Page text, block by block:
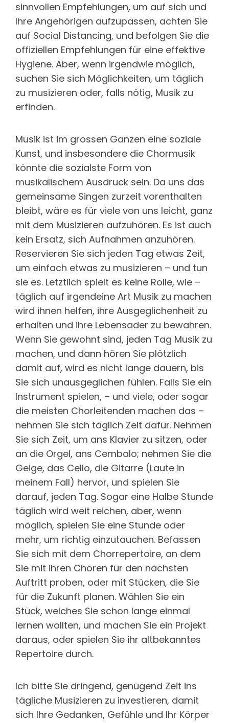
sinnvollen Empfehlungen, um auf sich und
Ihre Angehörigen aufzupassen, achten Sie
auf Social Distancing, und befolgen Sie die
offiziellen Empfehlungen für eine effektive
Hygiene. Aber, wenn irgendwie möglich,
suchen Sie sich Möglichkeiten, um täglich
zu musizieren oder, falls nötig, Musik zu
erfinden.
Musik ist im grossen Ganzen eine soziale
Kunst, und insbesondere die Chormusik
könnte die sozialste Form von
musikalischem Ausdruck sein. Da uns das
gemeinsame Singen zurzeit vorenthalten
bleibt, wäre es für viele von uns leicht, ganz
mit dem Musizieren aufzuhören. Es ist auch
kein Ersatz, sich Aufnahmen anzuhören.
Reservieren Sie sich jeden Tag etwas Zeit,
um einfach etwas zu musizieren – und tun
sie es. Letztlich spielt es keine Rolle, wie –
täglich auf irgendeine Art Musik zu machen
wird ihnen helfen, ihre Ausgeglichenheit zu
erhalten und ihre Lebensader zu bewahren.
Wenn Sie gewohnt sind, jeden Tag Musik zu
machen, und dann hören Sie plötzlich
damit auf, wird es nicht lange dauern, bis
Sie sich unausgeglichen fühlen. Falls Sie ein
Instrument spielen, – und viele, oder sogar
die meisten Chorleitenden machen das –
nehmen Sie sich täglich Zeit dafür. Nehmen
Sie sich Zeit, um ans Klavier zu sitzen, oder
an die Orgel, ans Cembalo; nehmen Sie die
Geige, das Cello, die Gitarre (Laute in
meinem Fall) hervor, und spielen Sie
darauf, jeden Tag. Sogar eine Halbe Stunde
täglich wird weit reichen, aber, wenn
möglich, spielen Sie eine Stunde oder
mehr, um richtig einzutauchen. Befassen
Sie sich mit dem Chorrepertoire, an dem
Sie mit ihren Chören für den nächsten
Auftritt proben, oder mit Stücken, die Sie
für die Zukunft planen. Wählen Sie ein
Stück, welches Sie schon lange einmal
lernen wollten, und machen Sie ein Projekt
daraus, oder spielen Sie ihr altbekanntes
Repertoire durch.
Ich bitte Sie dringend, genügend Zeit ins
tägliche Musizieren zu investieren, damit
sich Ihre Gedanken, Gefühle und Ihr Körper